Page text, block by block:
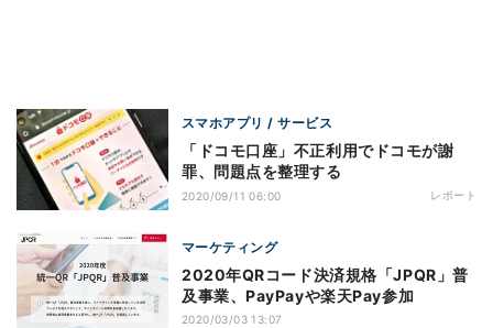
スマホアプリ / サービス
「ドコモ口座」不正利用でドコモが謝
罪、問題点を整理する
2020/09/11 06:00 レポート
マーケティング
2020年QRコード決済規格「JPQR」普
及事業、PayPayや楽天Pay参加
2020/03/03 13:07